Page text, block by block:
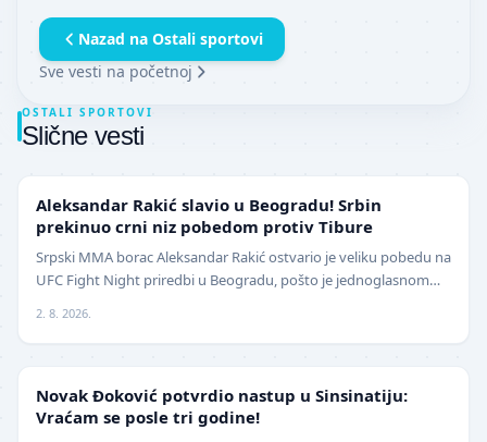
Nazad na Ostali sportovi
Sve vesti na početnoj
OSTALI SPORTOVI
Slične vesti
Aleksandar Rakić slavio u Beogradu! Srbin
prekinuo crni niz pobedom protiv Tibure
Srpski MMA borac Aleksandar Rakić ostvario je veliku pobedu na
UFC Fight Night priredbi u Beogradu, pošto je jednoglasnom
2. 8. 2026.
Novak Đoković potvrdio nastup u Sinsinatiju:
Vraćam se posle tri godine!